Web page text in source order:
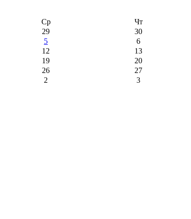
Ср Чт
29 30
5 6
12 13
19 20
26 27
2 3